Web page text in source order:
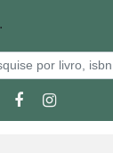
.